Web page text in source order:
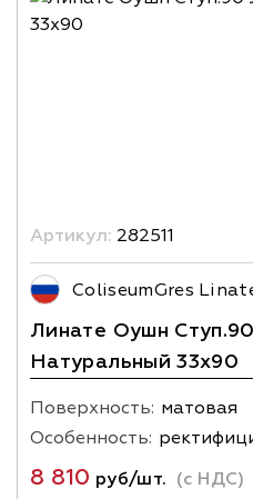
Артикул: 282511
ColiseumGres
Линате Оушн
Натуральный 33х90
Поверхность: матовая
Особенность:
8 810 руб/шт. (с НДС)